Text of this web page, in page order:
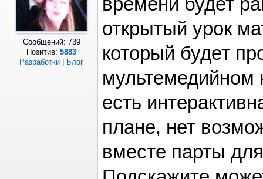
Сообщений: 739
Позитив:5883
Разработки
Блог
открытый урок
который будет
мультемедийном
есть
плане, нет
вместе парты